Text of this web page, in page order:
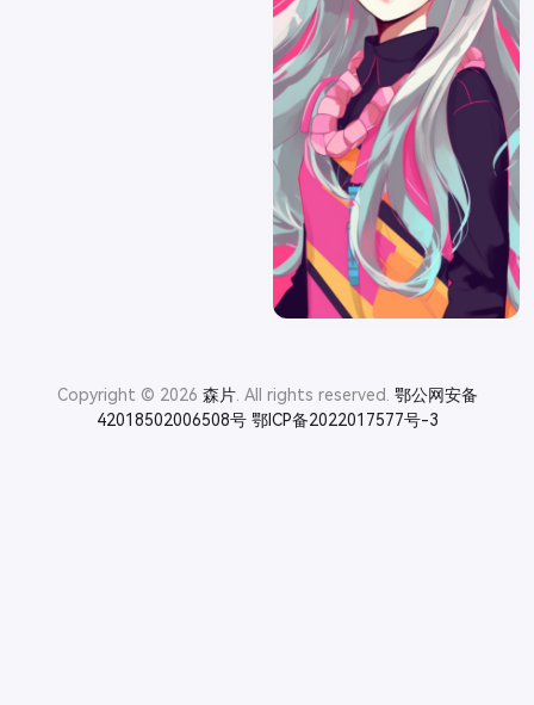
Copyright © 2026 森片. All rights reserved. 鄂公网安备
42018502006508号 鄂ICP备2022017577号-3